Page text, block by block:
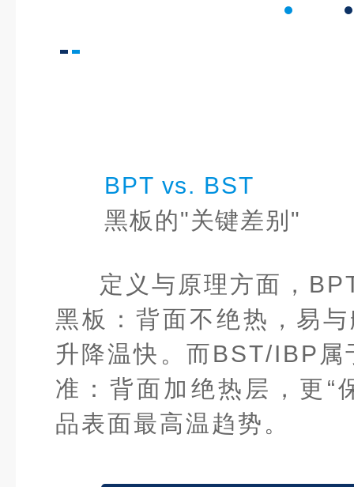
BPT vs. BST
黑板的"关键差别"
定义与原理方面，
黑板：背面不绝热，易
升降温快。而BST/IBP 属
准：背面加绝热层，更“
品表面最高温趋势。